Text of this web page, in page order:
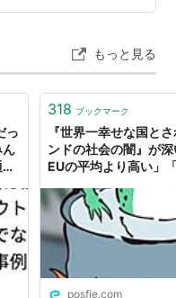
2019年頃。 日本国内
内容や表現に違和感
もっと見る
っ
ん
318 ブックマーク
『世界一幸せな国と
ンドの社会の闇』が
EUの平均より高い」
3倍」→「幸せな国な
い」 - Togetter
posfie.com